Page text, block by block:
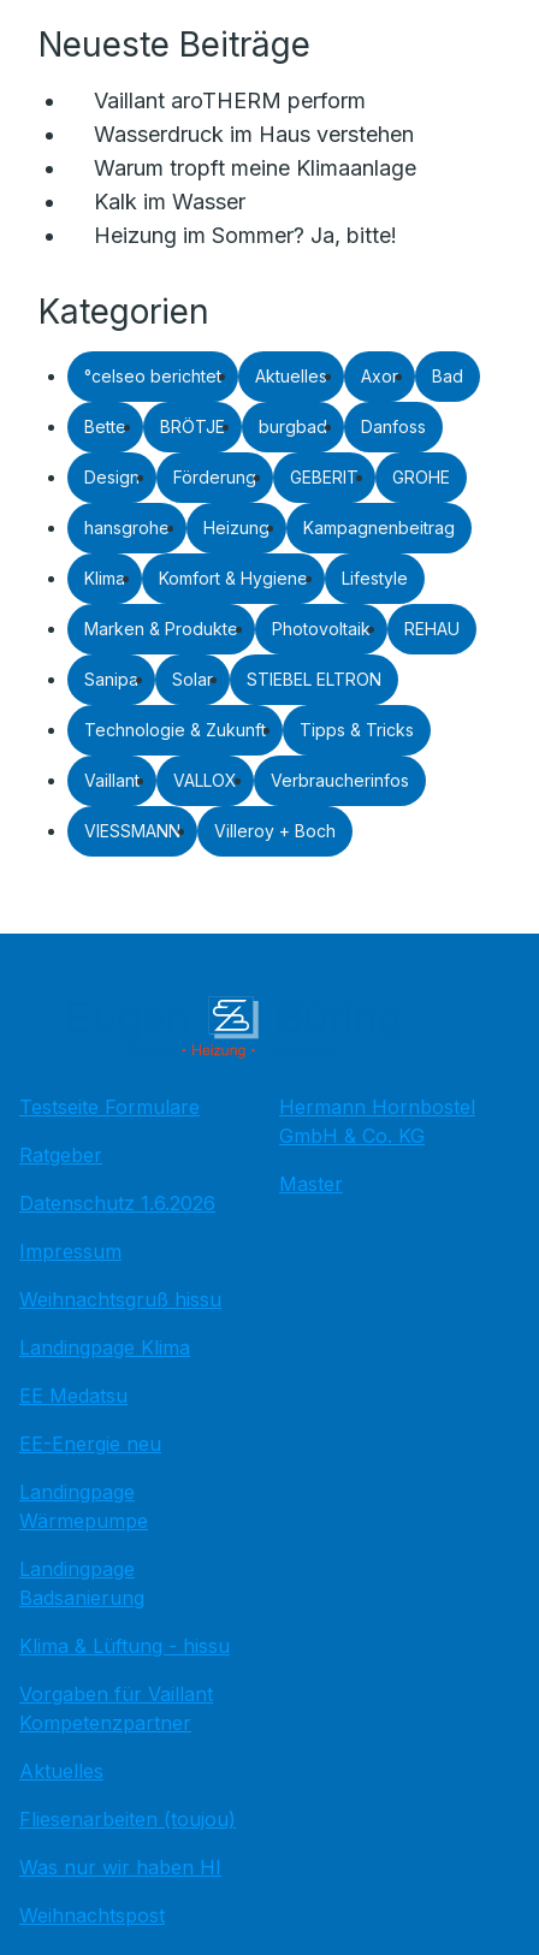
Neueste Beiträge
Vaillant aroTHERM perform
Wasserdruck im Haus verstehen
Warum tropft meine Klimaanlage
Kalk im Wasser
Heizung im Sommer? Ja, bitte!
Kategorien
°celseo berichtet Aktuelles Axor Bad
Bette BRÖTJE burgbad Danfoss
Design Förderung GEBERIT GROHE
hansgrohe Heizung Kampagnenbeitrag
Klima Komfort & Hygiene Lifestyle
Marken & Produkte Photovoltaik REHAU
Sanipa Solar STIEBEL ELTRON
Technologie & Zukunft Tipps & Tricks
Vaillant VALLOX Verbraucherinfos
VIESSMANN Villeroy + Boch
Testseite Formulare
Ratgeber
Datenschutz 1.6.2026
Impressum
Weihnachtsgruß hissu
Landingpage Klima
EE Medatsu
EE-Energie neu
Landingpage
Wärmepumpe
Landingpage
Badsanierung
Klima & Lüftung - hissu
Vorgaben für Vaillant
Kompetenzpartner
Aktuelles
Fliesenarbeiten (toujou)
Was nur wir haben HI
Weihnachtspost
Hermann Hornbostel
GmbH & Co. KG
Master